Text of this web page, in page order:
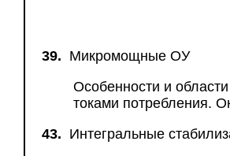
39. Микромощные ОУ
Особенности и
токами потребления.
43. Интегральные